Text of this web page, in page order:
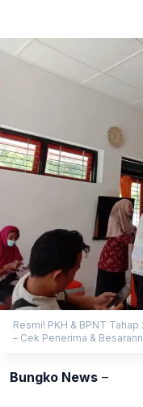
Resmi! PKH & BPNT
– Cek Penerima &
Bungko News –